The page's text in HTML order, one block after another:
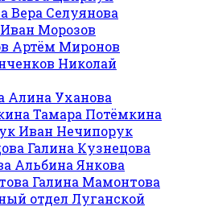
Вера Селуянова
Иван Морозов
Артём Миронов
Николай
Алина Уханова
Тамара Потёмкина
Иван Нечипорук
Галина Кузнецова
Альбина Янкова
Галина Мамонтова